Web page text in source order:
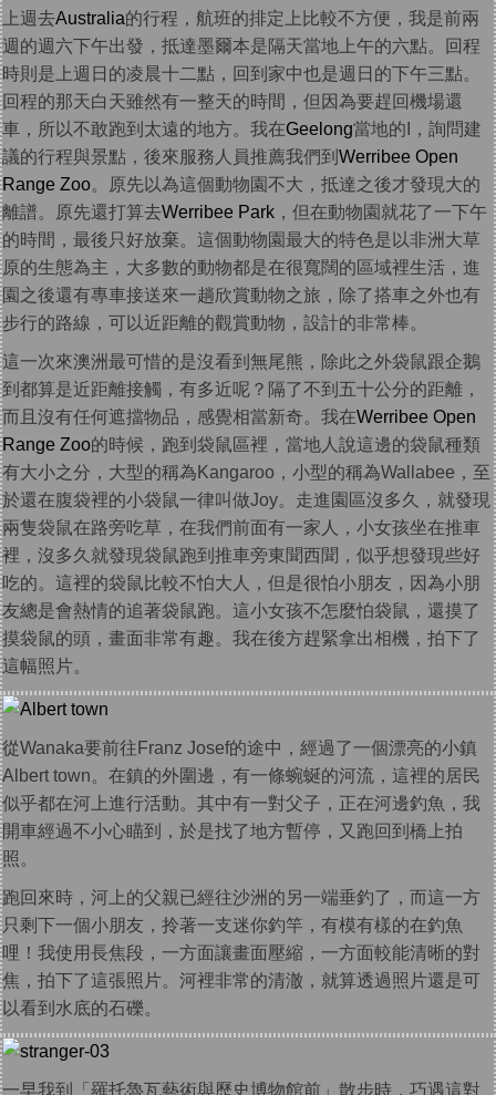
上週去Australia的行程，航班的排定上比較不方便，我是前兩
週的週六下午出發，抵達墨爾本是隔天當地上午的六點。回程
時則是上週日的凌晨十二點，回到家中也是週日的下午三點。
回程的那天白天雖然有一整天的時間，但因為要趕回機場還
車，所以不敢跑到太遠的地方。我在Geelong當地的I，詢問建
議的行程與景點，後來服務人員推薦我們到 Werribee Open
Range Zoo。原先以為這個動物園不大，抵達之後才發現大的
離譜。原先還打算去Werribee Park ，但在動物園就花了一下午
的時間，最後只好放棄。這個動物園最大的特色是以非洲大草
原的生態為主，大多數的動物都是在很寬闊的區域裡生活，進
園之後還有專車接送來一趟欣賞動物之旅，除了搭車之外也有
步行的路線，可以近距離的觀賞動物，設計的非常棒。
這一次來澳洲最可惜的是沒看到無尾熊，除此之外袋鼠跟企鵝
到都算是近距離接觸，有多近呢？隔了不到五十公分的距離，
而且沒有任何遮擋物品，感覺相當新奇。我在Werribee Open
Range Zoo的時候，跑到袋鼠區裡，當地人說這邊的袋鼠種類
有大小之分，大型的稱為Kangaroo，小型的稱為Wallabee，至
於還在腹袋裡的小袋鼠一律叫做Joy。走進園區沒多久，就發現
兩隻袋鼠在路旁吃草，在我們前面有一家人，小女孩坐在推車
裡，沒多久就發現袋鼠跑到推車旁東聞西聞，似乎想發現些好
吃的。這裡的袋鼠比較不怕大人，但是很怕小朋友，因為小朋
友總是會熱情的追著袋鼠跑。這小女孩不怎麼怕袋鼠，還摸了
摸袋鼠的頭，畫面非常有趣。我在後方趕緊拿出相機，拍下了
這幅照片。
從Wanaka要前往Franz Josef的途中，經過了一個漂亮的小鎮
Albert town。在鎮的外圍邊，有一條蜿蜒的河流，這裡的居民
似乎都在河上進行活動。其中有一對父子，正在河邊釣魚，我
開車經過不小心瞄到，於是找了地方暫停，又跑回到橋上拍
照。
跑回來時，河上的父親已經往沙洲的另一端垂釣了，而這一方
只剩下一個小朋友，拎著一支迷你釣竿，有模有樣的在釣魚
哩！我使用長焦段，一方面讓畫面壓縮，一方面較能清晰的對
焦，拍下了這張照片。河裡非常的清澈，就算透過照片還是可
以看到水底的石礫。
一早我到「羅托魯瓦藝術與歷史博物館前」散步時，巧遇這對